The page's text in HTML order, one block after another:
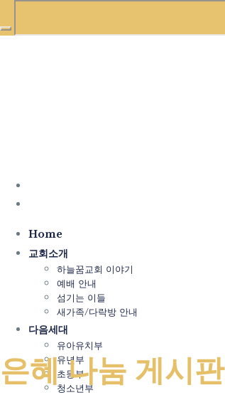
Home
교회소개
하늘꿈교회 이야기
예배 안내
섬기는 이들
새가족/다락방 안내
다음세대
유아유치부
유년부
초등부
청소년부
은혜 나눔 게시판